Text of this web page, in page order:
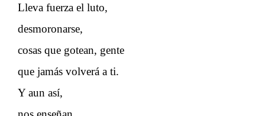
Lleva fuerza el luto,
desmoronarse,
cosas que gotean, gente
que jamás volverá a ti.
Y aun así,